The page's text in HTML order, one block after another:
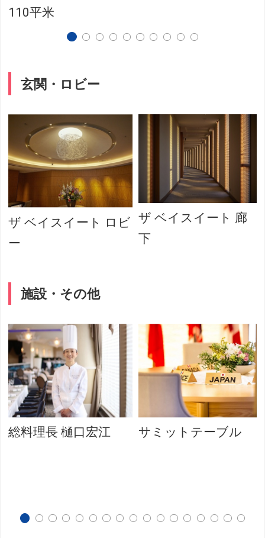
110平米
玄関・ロビー
ザ ベイスイート ロビ
ー
ザ ベイスイート 廊
下
施設・その他
総料理長 樋口宏江 サミットテーブル